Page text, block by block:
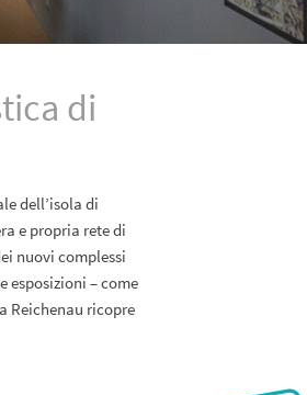
di
dell’isola di
e propria rete di
nuovi complessi
esposizioni – come
Reichenau ricopre